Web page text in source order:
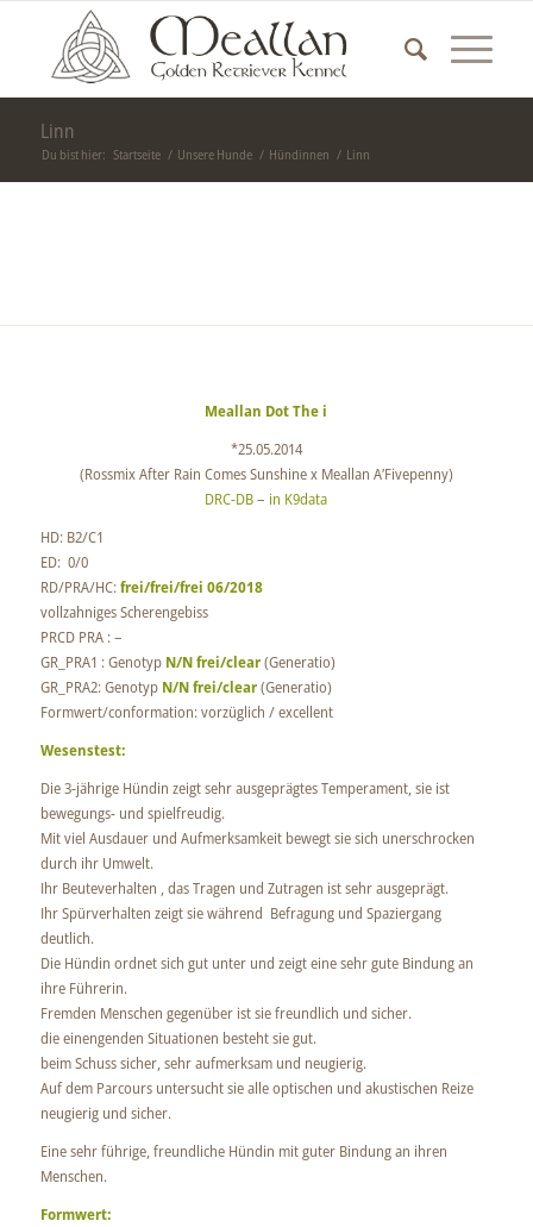
Linn
Du bist hier: Startseite / Unsere Hunde / Hündinnen / Linn
Meallan Dot The i
*25.05.2014
(Rossmix After Rain Comes Sunshine x Meallan A’Fivepenny)
DRC-DB– in K9data
HD: B2/C1
ED: 0/0
RD/PRA/HC:frei/frei/frei 06/2018
vollzahniges Scherengebiss
PRCD PRA : –
GR_PRA1 : Genotyp N/N frei/clear(Generatio)
GR_PRA2: Genotyp N/N frei/clear(Generatio)
Formwert/conformation: vorzüglich / excellent
Wesenstest:
Die 3-jährige Hündin zeigt sehr ausgeprägtes Temperament, sie ist
bewegungs- und spielfreudig.
Mit viel Ausdauer und Aufmerksamkeit bewegt sie sich unerschrocken
durch ihr Umwelt.
Ihr Beuteverhalten , das Tragen und Zutragen ist sehr ausgeprägt.
Ihr Spürverhalten zeigt sie während Befragung und Spaziergang
deutlich.
Die Hündin ordnet sich gut unter und zeigt eine sehr gute Bindung an
ihre Führerin.
Fremden Menschen gegenüber ist sie freundlich und sicher.
die einengenden Situationen besteht sie gut.
beim Schuss sicher, sehr aufmerksam und neugierig.
Auf dem Parcours untersucht sie alle optischen und akustischen Reize
neugierig und sicher.
Eine sehr führige, freundliche Hündin mit guter Bindung an ihren
Menschen.
Formwert: